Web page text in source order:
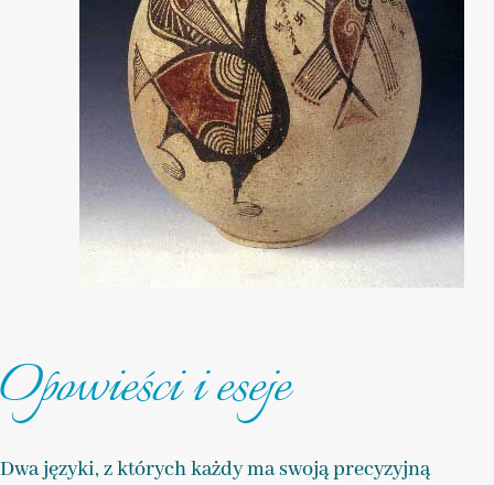
Opowieści i eseje
Dwa języki, z których każdy ma swoją precyzyjną